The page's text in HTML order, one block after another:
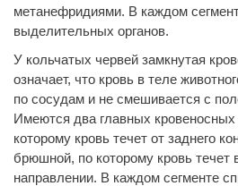
метанефридиями. В каждом
выделительных органов.
У кольчатых червей замкнутая
означает, что кровь в теле
по сосудам и не смешивается с
Имеются два главных
которому кровь течет от заднего
брюшной, по которому кровь течет
направлении. В каждом сегменте